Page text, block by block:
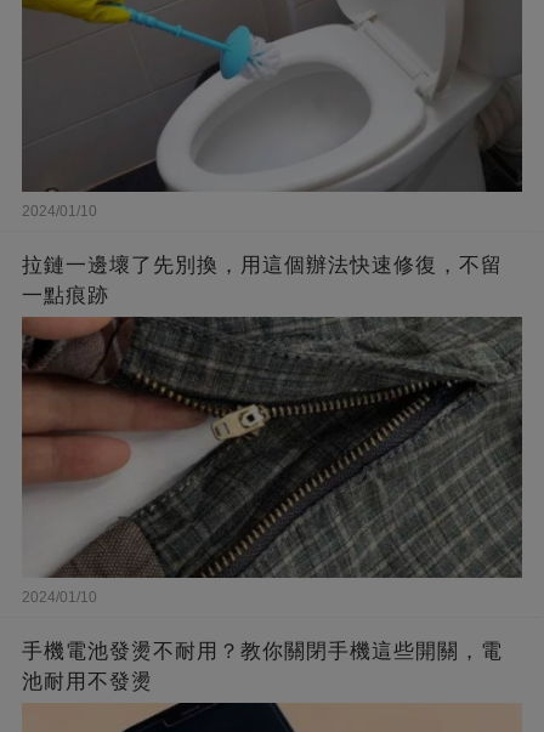
2024/01/10
拉鏈一邊壞了先別換，用這個辦法快速修復，不留
一點痕跡
2024/01/10
手機電池發燙不耐用？教你關閉手機這些開關，電
池耐用不發燙